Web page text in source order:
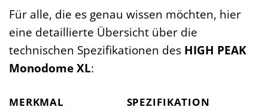
Für alle, die es genau wissen möchten, hier
eine detaillierte Übersicht über die
technischen Spezifikationen des HIGH PEAK
Monodome XL:
MERKMAL
SPEZIFIKATION